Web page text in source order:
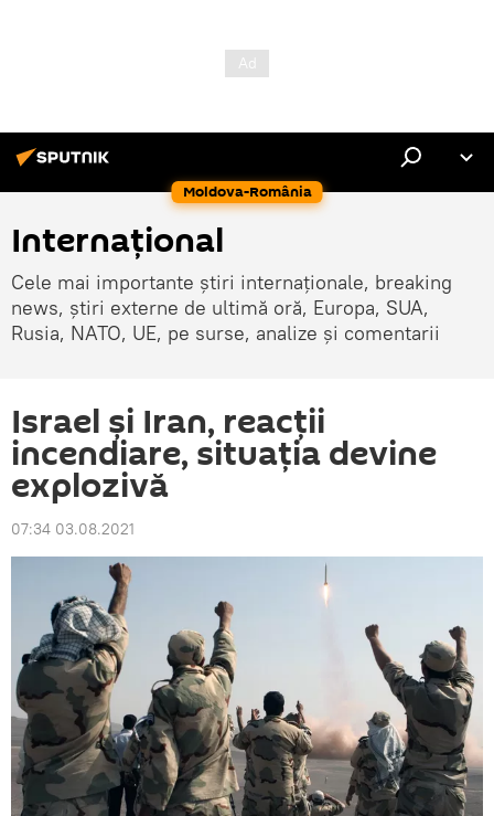
Moldova-România
Internaţional
Cele mai importante știri internaționale, breaking
news, știri externe de ultimă oră, Europa, SUA,
Rusia, NATO, UE, pe surse, analize și comentarii
Israel și Iran, reacții
incendiare, situația devine
explozivă
07:34 03.08.2021